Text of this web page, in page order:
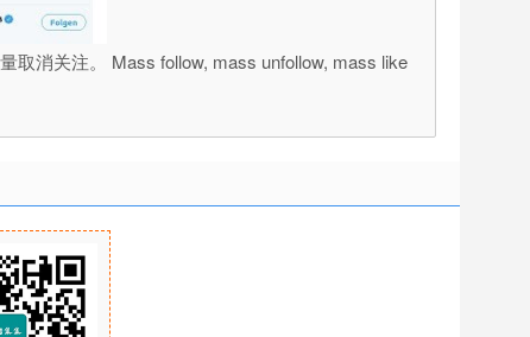
取消关注。 Mass follow, mass unfollow, mass like